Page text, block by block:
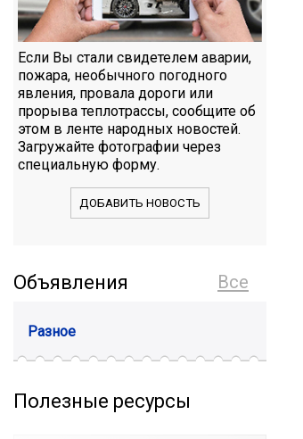
Если Вы стали свидетелем аварии,
пожара, необычного погодного
явления, провала дороги или
прорыва теплотрассы, сообщите об
этом в ленте народных новостей.
Загружайте фотографии через
специальную форму.
ДОБАВИТЬ НОВОСТЬ
Все
Объявления
Разное
Полезные ресурсы